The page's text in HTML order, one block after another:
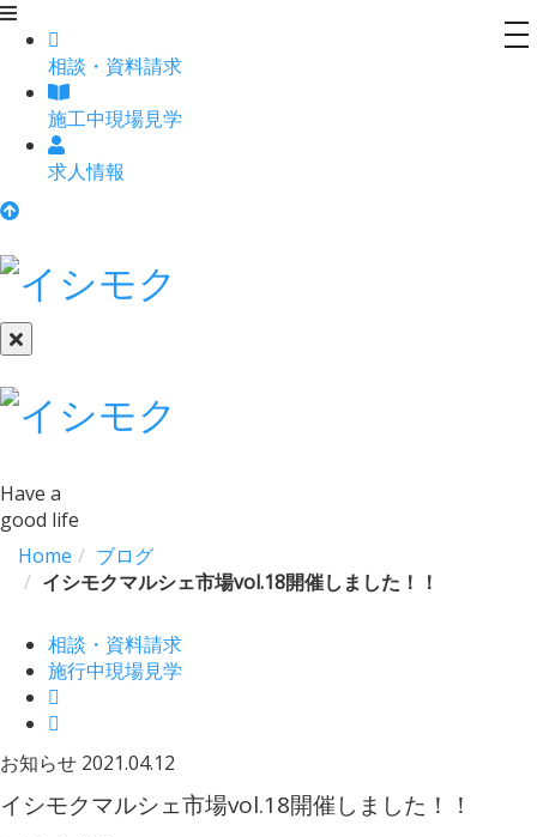
相談 ・ 資料請求
施工中現場見学
求人情報
Have a
good life
Home
ブログ
イシモクマルシェ市場vol.18開催しました！！
相談・資料請求
施行中現場見学
お知らせ 2021.04.12
イシモクマルシェ市場vol.18開催しました！！